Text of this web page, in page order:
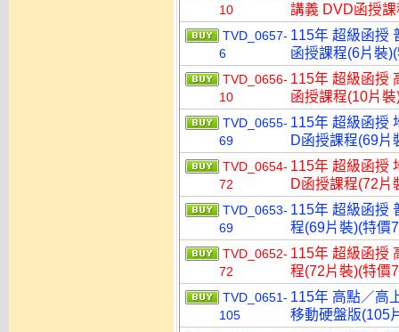
10
講義 DVD函授
TVD_0657-
6
115年 超級函授
函授課程(6片裝
TVD_0656-
10
115年 超級函授
函授課程(10片
TVD_0655-
69
115年 超級函授
D函授課程(69片
TVD_0654-
72
115年 超級函授
D函授課程(72片
TVD_0653-
69
115年 超級函授
程(69片裝)(特價
TVD_0652-
72
115年 超級函授
程(72片裝)(特價
TVD_0651-
105
115年 高點／高
移動硬盤版(105